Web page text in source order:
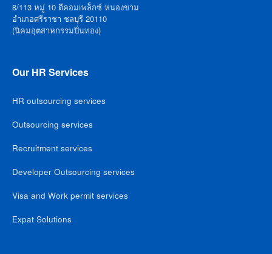
8/113 หมู่ 10 ดีคอมเพล็กซ์ หนองขาม
อำเภอศรีราชา ชลบุรี 20110
(นิคมอุตสาหกรรมปิ่นทอง)
Our HR Services
HR outsourcing services
Outsourcing services
Recruitment services
Developer Outsourcing services
Visa and Work permit services
Expat Solutions